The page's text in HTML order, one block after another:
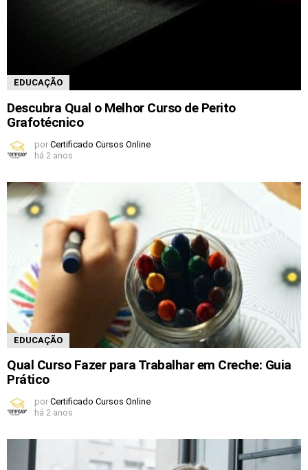
EDUCAÇÃO
Descubra Qual o Melhor Curso de Perito
Grafotécnico
por Certificado Cursos Online
há 2 anos
EDUCAÇÃO
Qual Curso Fazer para Trabalhar em Creche: Guia
Prático
por Certificado Cursos Online
há 2 anos